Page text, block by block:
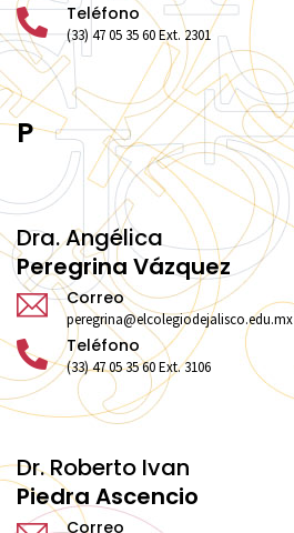
Teléfono
(33) 47 05 35 60 Ext. 2301
P
Dra. Angélica
Peregrina Vázquez
Correo
peregrina@elcolegiodejalisco.edu.mx
Teléfono
(33) 47 05 35 60 Ext. 3106
Dr. Roberto Ivan
Piedra Ascencio
Correo